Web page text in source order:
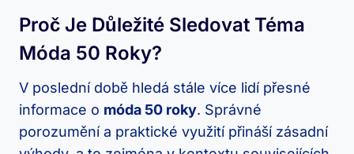
Proč Je Důležité Sledovat Téma
Móda 50 Roky?
V poslední době hledá stále více lidí přesné
informace o móda 50 roky. Správné
porozumění a praktické využití přináší zásadní